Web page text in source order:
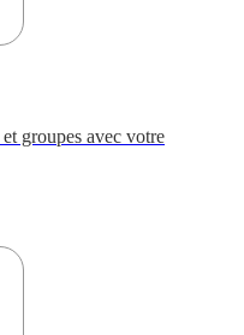
groupes avec votre